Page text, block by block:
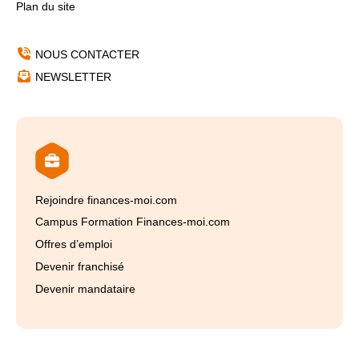
Plan du site
NOUS CONTACTER
NEWSLETTER
Rejoindre finances-moi.com
Campus Formation Finances-moi.com
Offres d’emploi
Devenir franchisé
Devenir mandataire